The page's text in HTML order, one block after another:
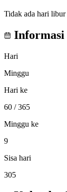
Tidak ada hari libur
Informasi
Hari
Minggu
Hari ke
60 / 365
Minggu ke
9
Sisa hari
305